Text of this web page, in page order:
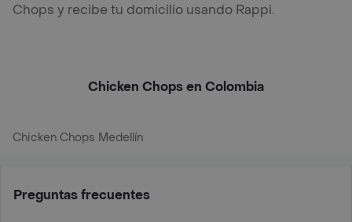
Chops y recibe tu domicilio usando Rappi.
Chicken Chops en Colombia
Chicken Chops Medellín
Preguntas frecuentes